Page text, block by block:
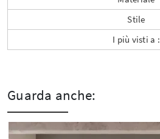
Stile
I più visti a :
Guarda anche: